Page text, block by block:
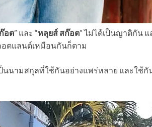
อต” และ “หลุยส์ สก๊อต” ไม่ได้เป็นญาติกัน
อตแลนด์เหมือนกันก็ตาม
นามสกุลที่ใช้กันอย่างแพร่หลาย และใช้กั